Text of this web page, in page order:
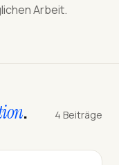
Arbeit.
. 4 Beiträge